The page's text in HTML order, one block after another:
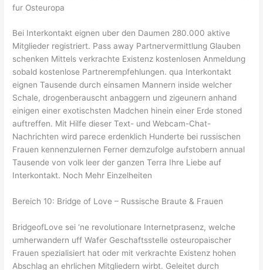
fur Osteuropa
Bei Interkontakt eignen uber den Daumen 280.000 aktive
Mitglieder registriert. Pass away Partnervermittlung Glauben
schenken Mittels verkrachte Existenz kostenlosen Anmeldung
sobald kostenlose Partnerempfehlungen. qua Interkontakt
eignen Tausende durch einsamen Mannern inside welcher
Schale, drogenberauscht anbaggern und zigeunern anhand
einigen einer exotischsten Madchen hinein einer Erde stoned
auftreffen. Mit Hilfe dieser Text- und Webcam-Chat-
Nachrichten wird parece erdenklich Hunderte bei russischen
Frauen kennenzulernen Ferner demzufolge aufstobern annual
Tausende von volk leer der ganzen Terra Ihre Liebe auf
Interkontakt. Noch Mehr Einzelheiten
Bereich 10: Bridge of Love – Russische Braute & Frauen
BridgeofLove sei ‘ne revolutionare Internetprasenz, welche
umherwandern uff Wafer Geschaftsstelle osteuropaischer
Frauen spezialisiert hat oder mit verkrachte Existenz hohen
Abschlag an ehrlichen Mitgliedern wirbt. Geleitet durch